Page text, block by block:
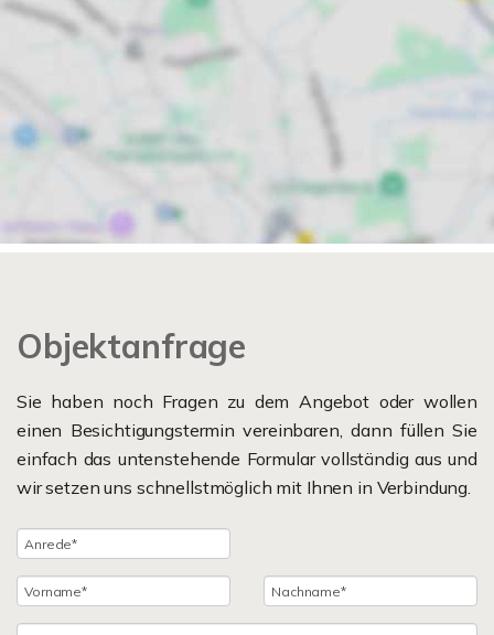
Objektanfrage
Sie haben noch Fragen zu dem Angebot oder wollen
einen Besichtigungstermin vereinbaren, dann füllen Sie
einfach das untenstehende Formular vollständig aus und
wir setzen uns schnellstmöglich mit Ihnen in Verbindung.